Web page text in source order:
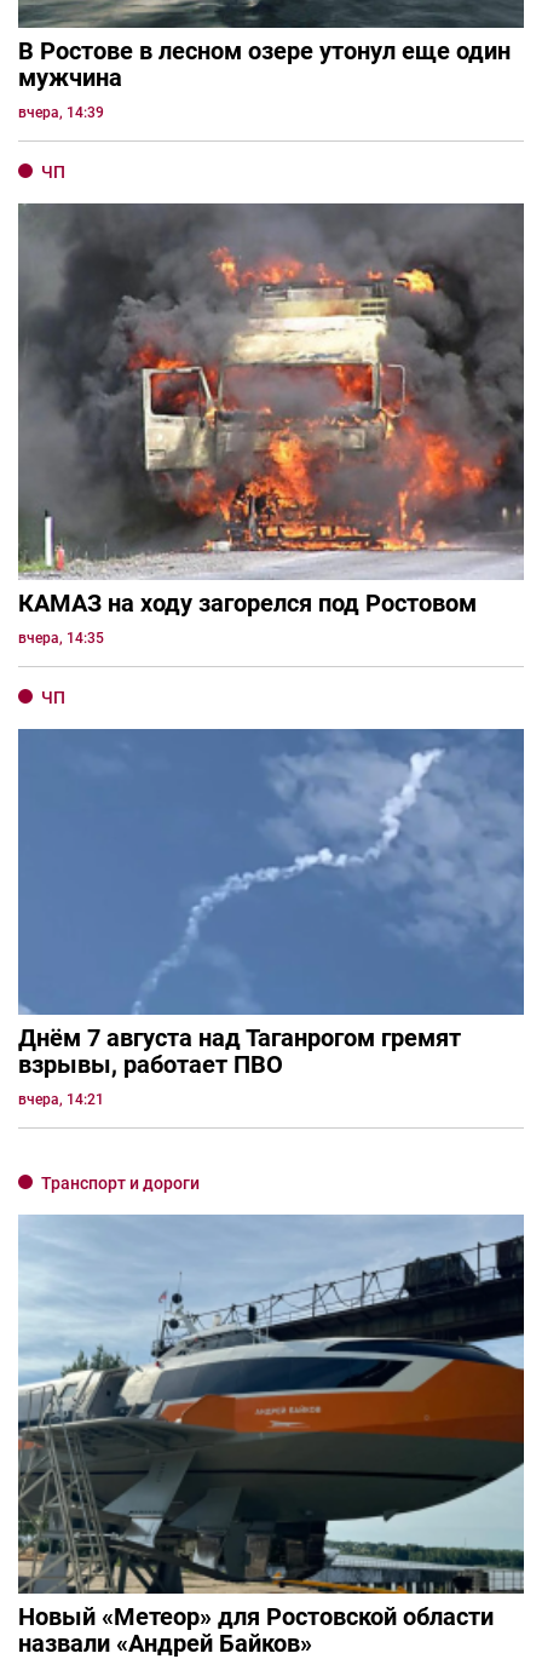
В Ростове в лесном озере утонул еще один
мужчина
вчера, 14:39
ЧП
КАМАЗ на ходу загорелся под Ростовом
вчера, 14:35
ЧП
Днём 7 августа над Таганрогом гремят
взрывы, работает ПВО
вчера, 14:21
Транспорт и дороги
Новый «Метеор» для Ростовской области
назвали «Андрей Байков»